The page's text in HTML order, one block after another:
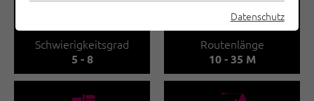
🞽
Schwierigkeitsgrad
5 - 8
🔹
Routenlänge
10 - 35 M
Datenschutz